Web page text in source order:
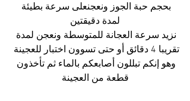
بحجم حبة الجوز ونعجنعلى سرعة بطيئة
لمدة دقيقتين
نزيد سرعة العجانة للمتوسطة ونعجن لمدة
تقريبا 4 دقائق أو حتى تسوون اختبار للعجينة
وهو إنكم تبللون أصابعكم بالماء ثم تأخذون
قطعة من العجينة